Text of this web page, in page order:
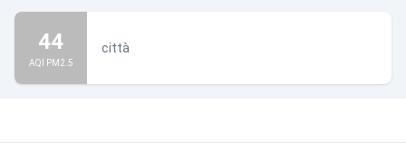
44
AQI PM2.5
città